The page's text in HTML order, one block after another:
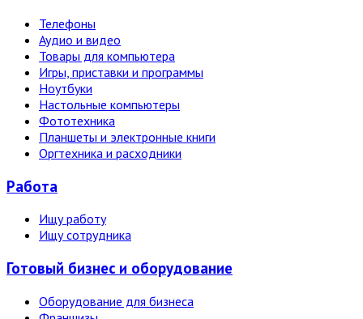
Телефоны
Аудио и видео
Товары для компьютера
Игры, приставки и программы
Ноутбуки
Настольные компьютеры
Фототехника
Планшеты и электронные книги
Оргтехника и расходники
Работа
Ищу работу
Ищу сотрудника
Готовый бизнес и оборудование
Оборудование для бизнеса